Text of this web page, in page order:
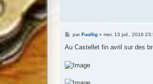
M
s
g
e
parFuollig» mer. 13 juil., 2016
Au Castellet fin avril sur des